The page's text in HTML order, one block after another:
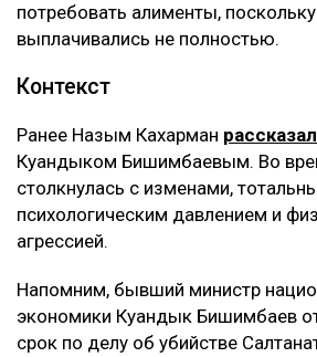
потребовать алименты,
выплачивались не полностью.
Контекст
Ранее Назым Кахарман
Куандыком Бишимбаевым. Во
столкнулась с изменами,
психологическим давлением и
агрессией.
Напомним, бывший министр
экономики Куандык Бишимбаев
срок по делу об убийстве